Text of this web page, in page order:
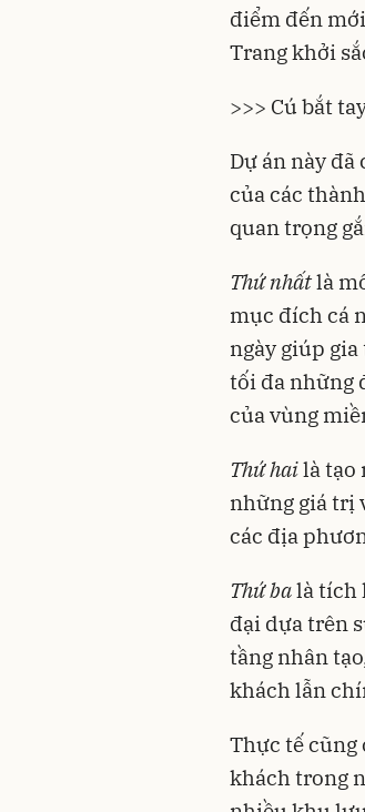
điểm đến
Trang khởi
>>> Cú bắt
Dự án này
của các
quan trọng
Thứ nhấtlà
mục đích cá
ngày giúp
tối đa những
của vùng
Thứ hailà tạo
những giá trị
các địa
Thứ balà tích
đại dựa trên
tầng nhân
khách lẫn
Thực tế cũng
khách trong